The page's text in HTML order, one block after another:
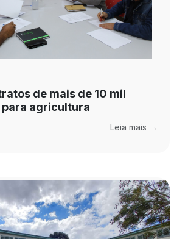
de mais de 10 mil
agricultura
Leia mais →